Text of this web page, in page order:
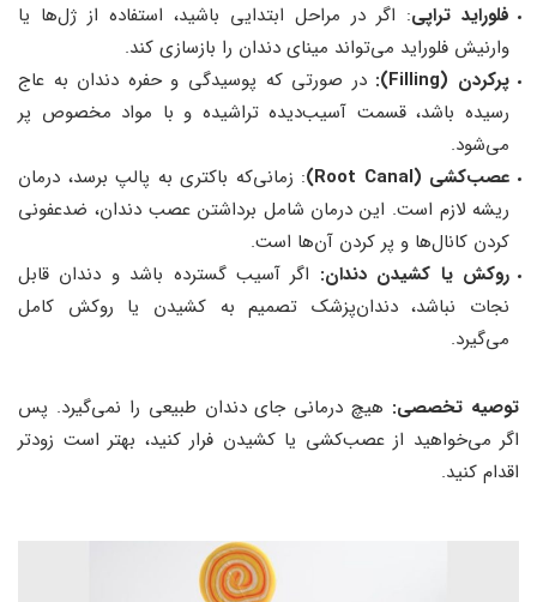
فلوراید تراپی: اگر در مراحل ابتدایی باشید، استفاده از ژل‌ها یا
وارنیش فلوراید می‌تواند مینای دندان را بازسازی کند.
پرکردن (Filling):
در صورتی که پوسیدگی و حفره دندان به عاج
رسیده باشد، قسمت آسیب‌دیده تراشیده و با مواد مخصوص پر
می‌شود.
عصب‌کشی (Root Canal)
: زمانی‌که باکتری به پالپ برسد، درمان
ریشه لازم است. این درمان شامل برداشتن عصب دندان، ضدعفونی
کردن کانال‌ها و پر کردن آن‌ها است.
روکش یا کشیدن دندان: اگر آسیب گسترده باشد و دندان قابل
نجات نباشد، دندان‌پزشک تصمیم به کشیدن یا روکش کامل
می‌گیرد.
توصیه تخصصی: هیچ درمانی جای دندان طبیعی را نمی‌گیرد. پس
اگر می‌خواهید از عصب‌کشی یا کشیدن فرار کنید، بهتر است زودتر
اقدام کنید.